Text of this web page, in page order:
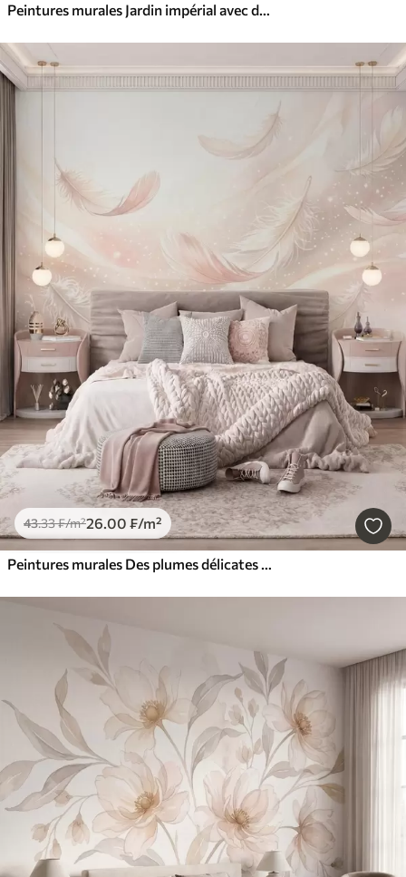
Peintures murales Jardin impérial avec des animaux de style oriental : singe, léopard, tigre, paon et héron
43.33₣/m²26.00 ₣/m²
Peintures murales Des plumes délicates et aériennes, nimbées d'une brume rose-pêche aux reflets chatoyants